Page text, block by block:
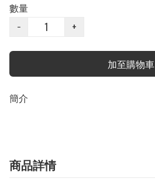
數量
−
+
加至購物車
簡介
商品詳情